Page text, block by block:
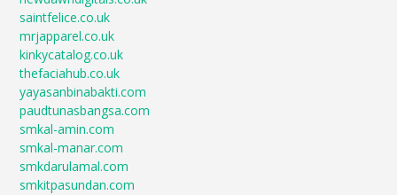
saintfelice.co.uk
mrjapparel.co.uk
kinkycatalog.co.uk
thefaciahub.co.uk
yayasanbinabakti.com
paudtunasbangsa.com
smkal-amin.com
smkal-manar.com
smkdarulamal.com
smkitpasundan.com